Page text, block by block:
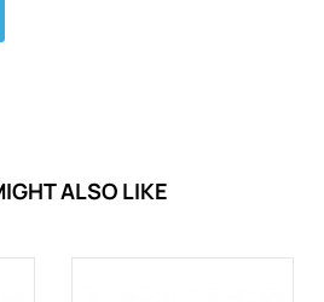
ALSO LIKE